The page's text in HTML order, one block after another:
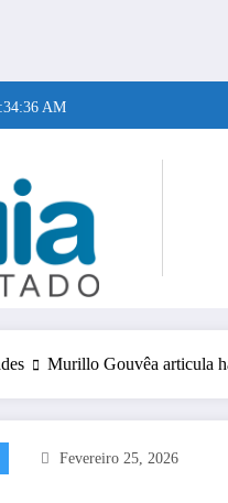
AM
Murillo Gouvêa articula
Fevereiro 25, 2026